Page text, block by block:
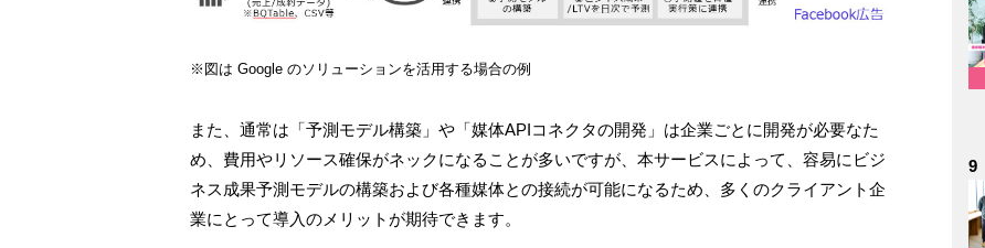
※図は Google のソリューションを活用する場合の例
また、通常は「予測モデル構築」や「媒体APIコネクタの開発」は企業ごとに開発が必要なた
め、費用やリソース確保がネックになることが多いですが、本サービスによって、容易にビジ
ネス成果予測モデルの構築および各種媒体との接続が可能になるため、多くのクライアント企
業にとって導入のメリットが期待できます。
9